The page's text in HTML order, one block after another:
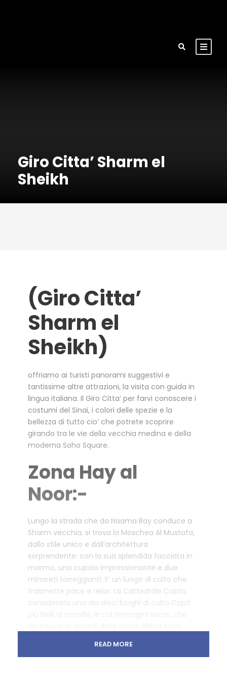
Giro Citta’ Sharm el
Sheikh
(Giro Citta’
Sharm el
Sheikh)
offriamo ai turisti panorami suggestivi e
tantissime altre attrazioni, la visita con guida in
lingua italiana. Il Giro Citta’ per farvi conoscere i
costumi del Sinai, i colori delle spezie e la
bellezza di tutto cio’ che potrete scoprire
girando tra le vie della vecchia medina e della
moderna Soho Square.
Zona Hay al
Noor:-
Lungo la strada che da Naama Bay conduce a
Sharm vecchia, si trova la Moschea Al Mustafa,
dallo stile unico e dall’architettura
sorprendente: con la sua splendida facciata in
marmo, una cupola impressionante e due
minareti torreggianti. E’ un luogo di culto che
trasmette pace e relax. La Cattedrale Copta,
considerata una dei dieci luoghi di culto Copti
Zona Soho
READ MORE